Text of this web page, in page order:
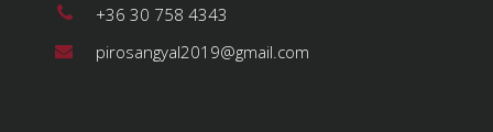
+36 30 758 4343
pirosangyal2019@gmail.com